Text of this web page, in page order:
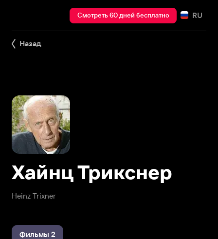
Смотреть 60 дней бесплатно RU
Назад
Heinz Trixner
Хайнц Трикснер
Фильмы 2